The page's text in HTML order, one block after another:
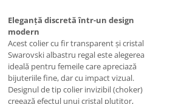
Eleganță discretă într-un design
modern
Acest colier cu fir transparent și cristal
Swarovski albastru regal este alegerea
ideală pentru femeile care apreciază
bijuteriile fine, dar cu impact vizual.
Designul de tip colier invizibil (choker)
creează efectul unui cristal plutitor,